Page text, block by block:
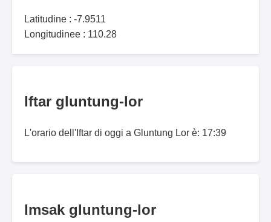
Latitudine : -7.9511
Longitudinee : 110.28
Iftar gluntung-lor
L'orario dell'Iftar di oggi a Gluntung Lor è: 17:39
Imsak gluntung-lor